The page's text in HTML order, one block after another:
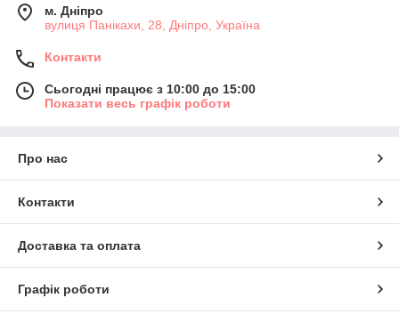
м. Дніпро
вулиця Панікахи, 28, Дніпро, Україна
Контакти
Сьогодні працює з 10:00 до 15:00
Показати весь графік роботи
Про нас
Контакти
Доставка та оплата
Графік роботи